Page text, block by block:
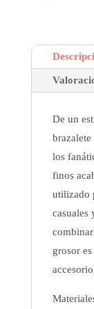
De un
los
finos
utilizado
casuales
grosor